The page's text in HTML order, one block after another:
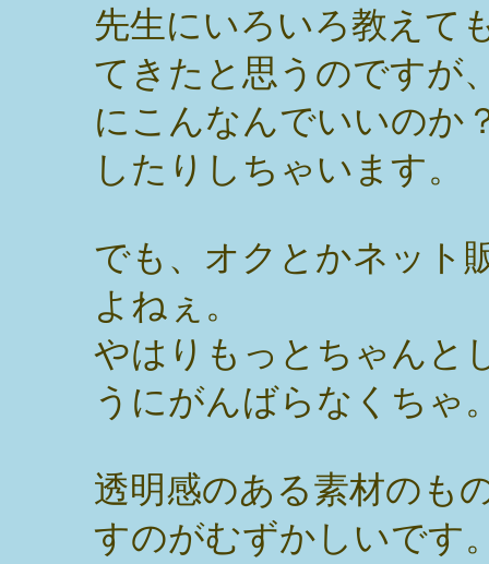
先生にいろいろ教えて
てきたと思うのですが
にこんなんでいいのか
したりしちゃいます。
でも、オクとかネット
よねぇ。
やはりもっとちゃんと
うにがんばらなくちゃ
透明感のある素材のも
すのがむずかしいです